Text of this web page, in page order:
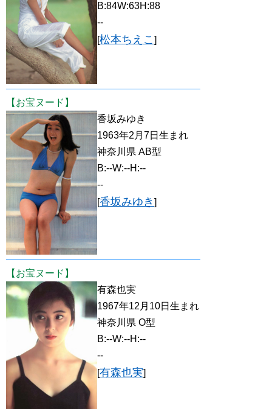
B:84W:63H:88
--
[松本ちえこ]
【お宝ヌード】
香坂みゆき
1963年2月7日生まれ
神奈川県 AB型
B:--W:--H:--
--
[香坂みゆき ]
【お宝ヌード】
有森也実
1967年12月10日生まれ
神奈川県 O型
B:--W:--H:--
--
[有森也実]